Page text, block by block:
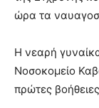
ώρα τα
Η νεαρή
Νοσοκομείο
πρώτες